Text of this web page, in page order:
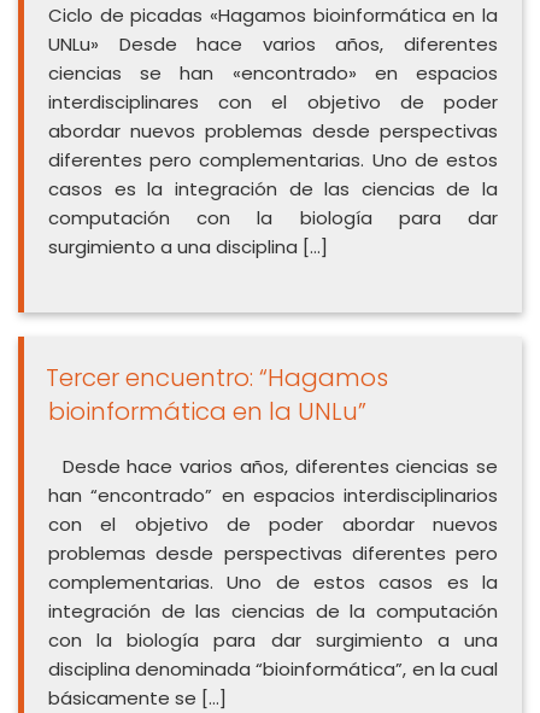
Ciclo de picadas «Hagamos bioinformática en la
UNLu» Desde hace varios años, diferentes
ciencias se han «encontrado» en espacios
interdisciplinares con el objetivo de poder
abordar nuevos problemas desde perspectivas
diferentes pero complementarias. Uno de estos
casos es la integración de las ciencias de la
computación con la biología para dar
surgimiento a una disciplina […]
Tercer encuentro: “Hagamos
bioinformática en la UNLu”
Desde hace varios años, diferentes ciencias se
han “encontrado” en espacios interdisciplinarios
con el objetivo de poder abordar nuevos
problemas desde perspectivas diferentes pero
complementarias. Uno de estos casos es la
integración de las ciencias de la computación
con la biología para dar surgimiento a una
disciplina denominada “bioinformática”, en la cual
básicamente se […]